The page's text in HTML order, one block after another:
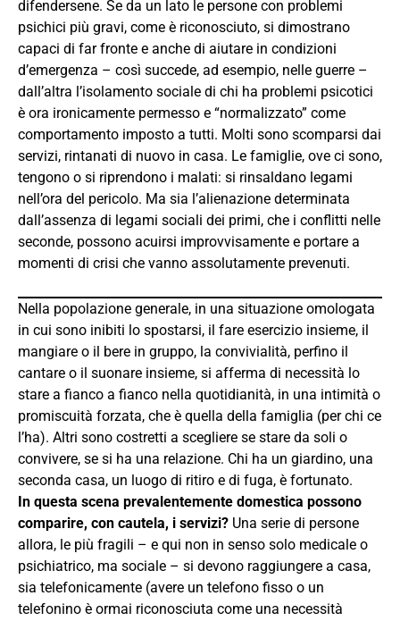
difendersene. Se da un lato le persone con problemi
psichici più gravi, come è riconosciuto, si dimostrano
capaci di far fronte e anche di aiutare in condizioni
d’emergenza – così succede, ad esempio, nelle guerre –
dall’altra l’isolamento sociale di chi ha problemi psicotici
è ora ironicamente permesso e “normalizzato” come
comportamento imposto a tutti. Molti sono scomparsi dai
servizi, rintanati di nuovo in casa. Le famiglie, ove ci sono,
tengono o si riprendono i malati: si rinsaldano legami
nell’ora del pericolo. Ma sia l’alienazione determinata
dall’assenza di legami sociali dei primi, che i conflitti nelle
seconde, possono acuirsi improvvisamente e portare a
momenti di crisi che vanno assolutamente prevenuti.
Nella popolazione generale, in una situazione omologata
in cui sono inibiti lo spostarsi, il fare esercizio insieme, il
mangiare o il bere in gruppo, la convivialità, perfino il
cantare o il suonare insieme, si afferma di necessità lo
stare a fianco a fianco nella quotidianità, in una intimità o
promiscuità forzata, che è quella della famiglia (per chi ce
l’ha). Altri sono costretti a scegliere se stare da soli o
convivere, se si ha una relazione. Chi ha un giardino, una
seconda casa, un luogo di ritiro e di fuga, è fortunato.
In questa scena prevalentemente domestica possono
comparire, con cautela, i servizi? Una serie di persone
allora, le più fragili – e qui non in senso solo medicale o
psichiatrico, ma sociale – si devono raggiungere a casa,
sia telefonicamente (avere un telefono fisso o un
telefonino è ormai riconosciuta come una necessità